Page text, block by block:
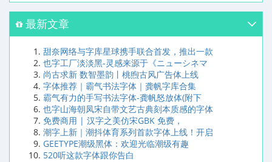
最新文章
甜奈网络与字库星球携手联合首发，推出一款
也字工厂淡淡黑-灵感来源于《ニューシネマ
尚古求新 数智墨韵丨桃煦古风广告体上线
字体推荐｜霸气书法字体｜龚帆字库合集
霸气有力的手写书法字体-龚帆怒放体(附下
也字山海朝凤宋自带文艺古典刻本质感的字体
免费商用 | 汉字之美仿宋GBK 免费，
潮字上新｜潮抖体育系列首款字体上线！开启
GEETYPE潮级黑体：欢迎光临潮级有趣
520听这款字体跟你告白